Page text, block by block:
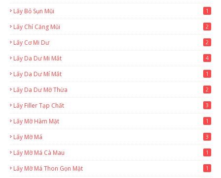
Lấy Bỏ Sụn Mũi 1
Lấy Chỉ Căng Mũi 2
Lấy Cơ Mi Dư 2
Lấy Da Dư Mi Mắt 4
Lấy Da Dư Mí Mắt 1
Lấy Da Dư Mỡ Thừa 2
Lấy Filler Tạp Chất 3
Lấy Mỡ Hàm Mặt 1
Lấy Mỡ Má 3
Lấy Mỡ Má Cà Mau 1
Lấy Mỡ Má Thon Gọn Mặt 1